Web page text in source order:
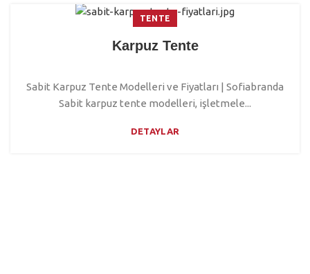
TENTE
Karpuz Tente
Sabit Karpuz Tente Modelleri ve Fiyatları | Sofiabranda
Sabit karpuz tente modelleri, işletmele...
DETAYLAR